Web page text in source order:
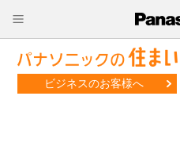
ビジネスのお客様へ